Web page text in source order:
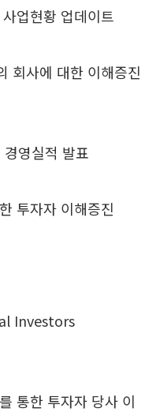
업현황 업데이트
회사에 대한 이해증진
영실적 발표
투자자 이해증진
Investors
통한 투자자 당사 이